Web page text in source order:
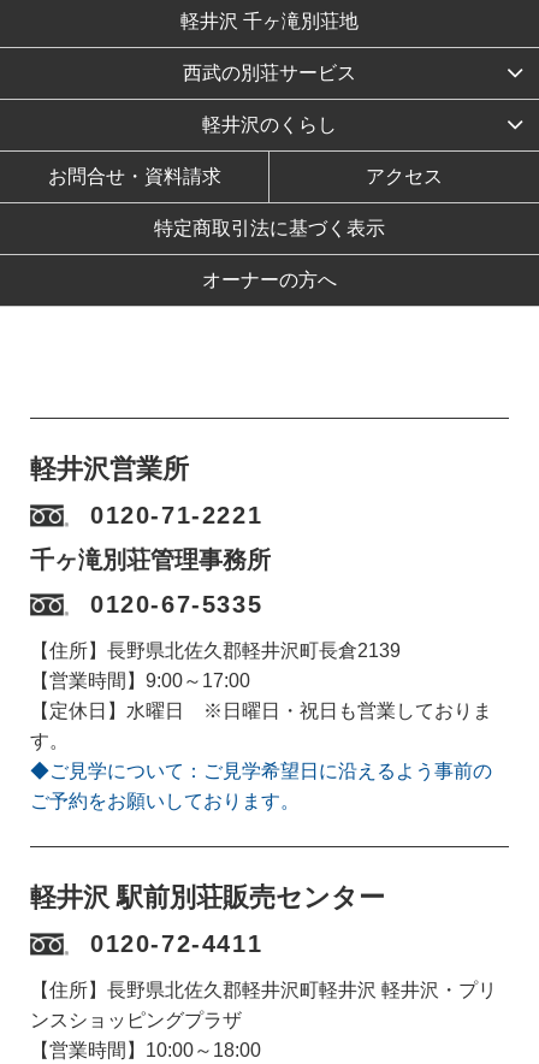
軽井沢 千ヶ滝別荘地
西武の別荘サービス
軽井沢のくらし
お問合せ・資料請求 アクセス
特定商取引法に基づく表示
オーナーの方へ
軽井沢営業所
0120-71-2221
千ヶ滝別荘管理事務所
0120-67-5335
【住所】長野県北佐久郡軽井沢町長倉2139
【営業時間】9:00～17:00
【定休日】水曜日 ※日曜日・祝日も営業しておりま
す。
◆ご見学について：ご見学希望日に沿えるよう事前の
ご予約をお願いしております。
軽井沢 駅前別荘販売センター
0120-72-4411
【住所】長野県北佐久郡軽井沢町軽井沢 軽井沢・プリ
ンスショッピングプラザ
【営業時間】10:00～18:00